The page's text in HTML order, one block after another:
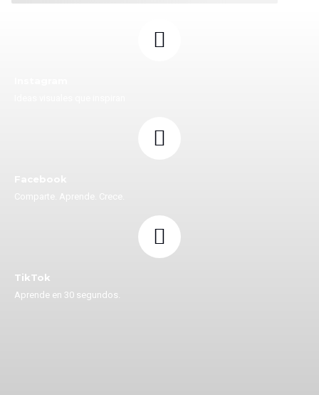
Comparte. Aprende. Crece.
TikTok
Aprende en 30 segundos.